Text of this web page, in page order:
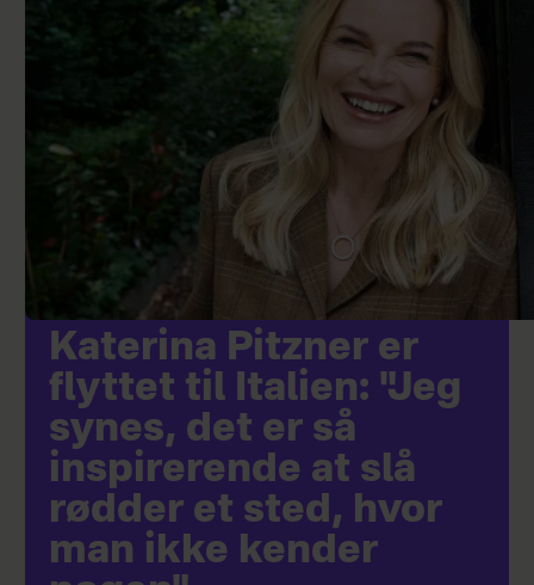
Katerina Pitzner er
flyttet til Italien: "Jeg
synes, det er så
inspirerende at slå
rødder et sted, hvor
man ikke kender